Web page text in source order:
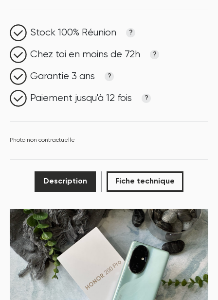
Stock 100% Réunion ?
Chez toi en moins de 72h ?
Garantie 3 ans ?
Paiement jusqu'à 12 fois ?
Photo non contractuelle
Description Fiche technique